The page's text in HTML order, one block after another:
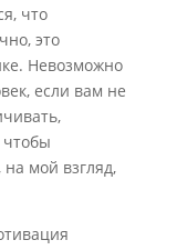
что
это
Невозможно
если вам не
чтобы
мой взгляд,